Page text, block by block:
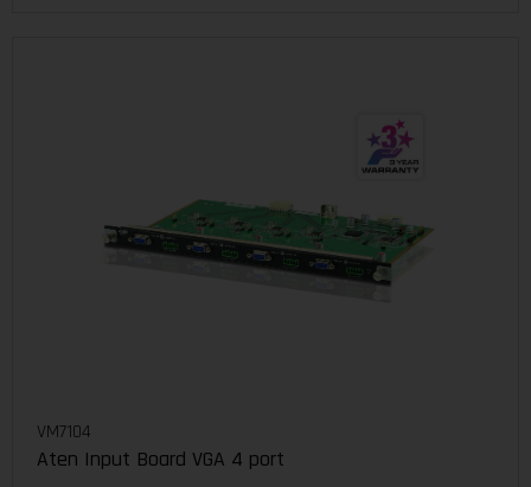
VM7104
Aten Input Board VGA 4 port